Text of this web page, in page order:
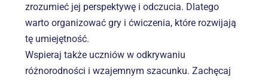
zrozumieć jej perspektywę i odczucia. Dlatego
warto organizować gry i ćwiczenia, które rozwijają
tę umiejętność.
Wspieraj także uczniów w odkrywaniu
różnorodności i wzajemnym szacunku. Zachęcaj